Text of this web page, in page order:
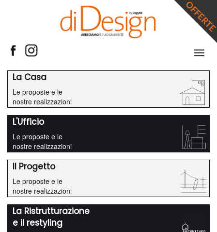
di
La Casa
Le proposte e le
nostre realizzazioni
L'Ufficio
Le proposte e le
nostre realizzazioni
Il Progetto
Le proposte e le
nostre realizzazioni
La Ristrutturazione
e il restyling